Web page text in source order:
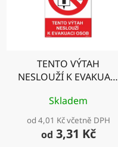
TENTO VÝTAH
NESLOUŽÍ K EVAKUACI
Skladem
od 4,01 Kč včetně DPH
od 3,31 Kč